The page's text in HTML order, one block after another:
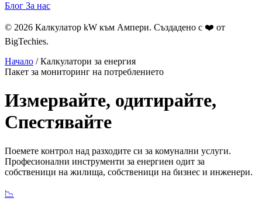
Блог За нас
© 2026 Калкулатор kW към Ампери. Създадено с ❤️ от
BigTechies.
Начало / Калкулатори за енергия
Пакет за мониторинг на потреблението
Измервайте, одитирайте,
Спестявайте
Поемете контрол над разходите си за комунални услуги.
Професионални инструменти за енергиен одит за
собственици на жилища, собственици на бизнес и инженери.
📉